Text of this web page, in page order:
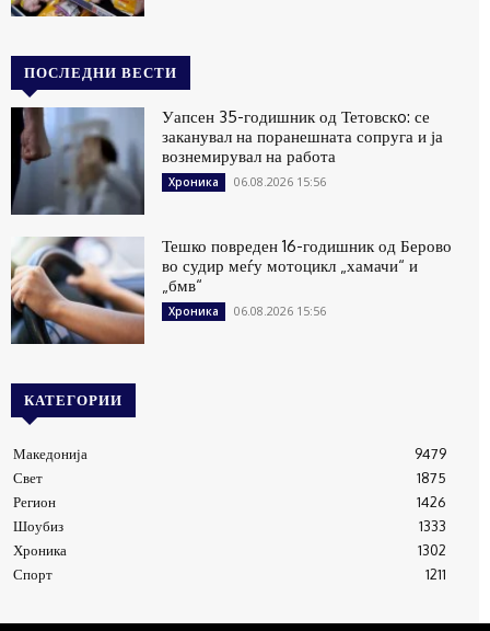
ПОСЛЕДНИ ВЕСТИ
Уапсен 35-годишник од Тетовскo: се
заканувал на поранешната сопруга и ја
вознемирувал на работа
Хроника 06.08.2026 15:56
Тешко повреден 16-годишник од Берово
во судир меѓу мотоцикл „хамачи“ и
„бмв“
Хроника 06.08.2026 15:56
КАТЕГОРИИ
Македонија
9479
Свет
1875
Регион
1426
Шоубиз
1333
Хроника
1302
Спорт
1211